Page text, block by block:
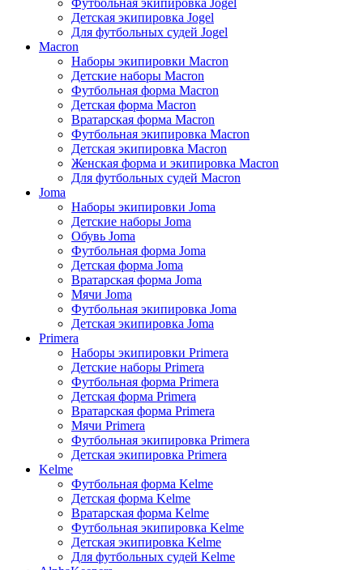
Футбольная экипировка Jogel
Детская экипировка Jogel
Для футбольных судей Jogel
Macron
Наборы экипировки Macron
Детские наборы Macron
Футбольная форма Macron
Детская форма Macron
Вратарская форма Macron
Футбольная экипировка Macron
Детская экипировка Macron
Женская форма и экипировка Macron
Для футбольных судей Macron
Joma
Наборы экипировки Joma
Детские наборы Joma
Обувь Joma
Футбольная форма Joma
Детская форма Joma
Вратарская форма Joma
Мячи Joma
Футбольная экипировка Joma
Детская экипировка Joma
Primera
Наборы экипировки Primera
Детские наборы Primera
Футбольная форма Primera
Детская форма Primera
Вратарская форма Primera
Мячи Primera
Футбольная экипировка Primera
Детская экипировка Primera
Kelme
Футбольная форма Kelme
Детская форма Kelme
Вратарская форма Kelme
Футбольная экипировка Kelme
Детская экипировка Kelme
Для футбольных судей Kelme